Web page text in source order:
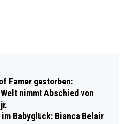
Famer gestorben:
nimmt Abschied von
im Babyglück: Bianca Belair